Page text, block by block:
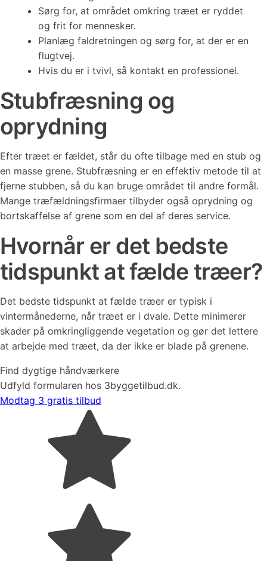
Sørg for, at området omkring træet er ryddet
og frit for mennesker.
Planlæg faldretningen og sørg for, at der er en
flugtvej.
Hvis du er i tvivl, så kontakt en professionel.
Stubfræsning og
oprydning
Efter træet er fældet, står du ofte tilbage med en stub og
en masse grene. Stubfræsning er en effektiv metode til at
fjerne stubben, så du kan bruge området til andre formål.
Mange træfældningsfirmaer tilbyder også oprydning og
bortskaffelse af grene som en del af deres service.
Hvornår er det bedste
tidspunkt at fælde træer?
Det bedste tidspunkt at fælde træer er typisk i
vintermånederne, når træet er i dvale. Dette minimerer
skader på omkringliggende vegetation og gør det lettere
at arbejde med træet, da der ikke er blade på grenene.
Find dygtige håndværkere
Udfyld formularen hos 3byggetilbud.dk.
Modtag 3 gratis tilbud